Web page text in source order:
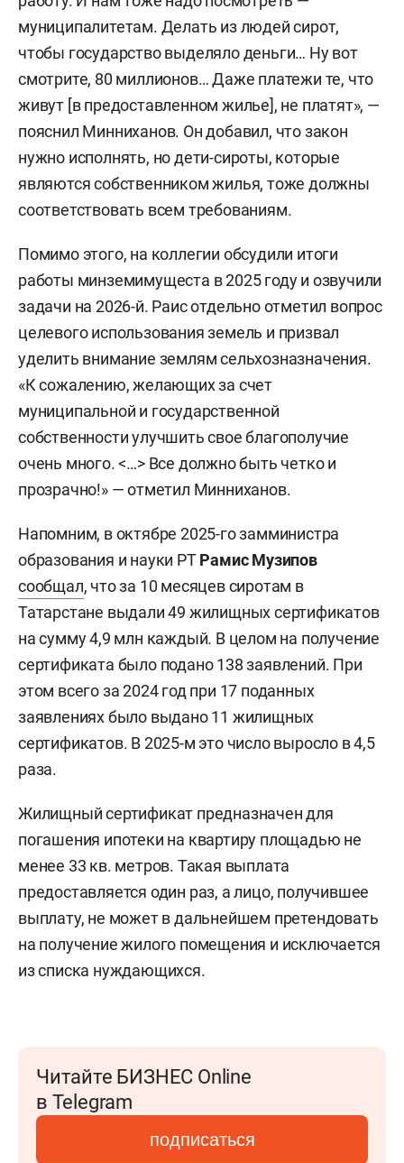
муниципалитетам. Делать из людей сирот,
чтобы государство выделяло деньги… Ну вот
смотрите, 80 миллионов… Даже платежи те, что
живут [в предоставленном жилье], не платят», —
пояснил Минниханов. Он добавил, что закон
нужно исполнять, но дети-сироты, которые
являются собственником жилья, тоже должны
соответствовать всем требованиям.
Помимо этого, на коллегии обсудили итоги
работы минземимущеста в 2025 году и озвучили
задачи на 2026-й. Раис отдельно отметил вопрос
целевого использования земель и призвал
уделить внимание землям сельхозназначения.
«К сожалению, желающих за счет
муниципальной и государственной
собственности улучшить свое благополучие
очень много. <…> Все должно быть четко и
прозрачно!» — отметил Минниханов.
Напомним, в октябре 2025-го замминистра
образования и науки РТРамис Музипов
сообщал, что за 10 месяцев сиротам в
Татарстане выдали 49 жилищных сертификатов
на сумму 4,9 млн каждый. В целом на получение
сертификата было подано 138 заявлений. При
этом всего за 2024 год при 17 поданных
заявлениях было выдано 11 жилищных
сертификатов. В 2025-м это число выросло в 4,5
раза.
Жилищный сертификат предназначен для
погашения ипотеки на квартиру площадью не
менее 33 кв. метров. Такая выплата
предоставляется один раз, а лицо, получившее
выплату, не может в дальнейшем претендовать
на получение жилого помещения и исключается
из списка нуждающихся.
Читайте БИЗНЕС Online
в Telegram
подписаться